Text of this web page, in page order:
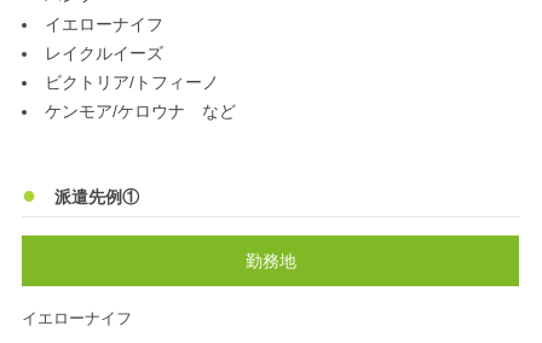
イエローナイフ
レイクルイーズ
ビクトリア/トフィーノ
ケンモア/ケロウナ など
派遣先例①
勤務地
イエローナイフ